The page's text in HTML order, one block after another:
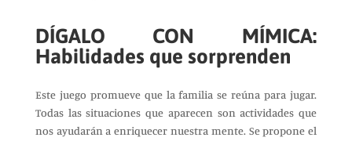
DÍGALO CON MÍMICA:
Habilidades que sorprenden
Este juego promueve que la familia se reúna para jugar.
Todas las situaciones que aparecen son actividades que
nos ayudarán a enriquecer nuestra mente. Se propone el